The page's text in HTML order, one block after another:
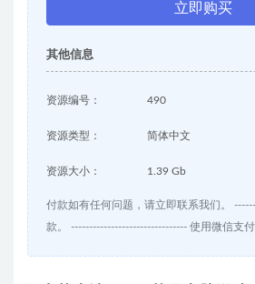
立即购买
其他信息
资源编号： 490
资源类型： 简体中文
资源大小： 1.39 Gb
付款如有任何问题，请立即联系我们。
款。 -------------------------------- 使用微信支